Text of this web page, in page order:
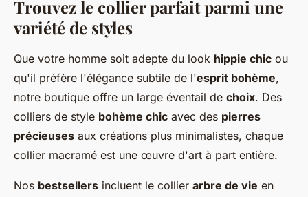
Trouvez le collier parfait parmi une
variété de styles
Que votre homme soit adepte du look hippie chic ou
qu'il préfère l'élégance subtile de l'esprit bohème,
notre boutique offre un large éventail de choix. Des
colliers de style bohème chic avec des pierres
précieuses aux créations plus minimalistes, chaque
collier macramé est une œuvre d'art à part entière.
Nos bestsellers incluent le collier arbre de vie en